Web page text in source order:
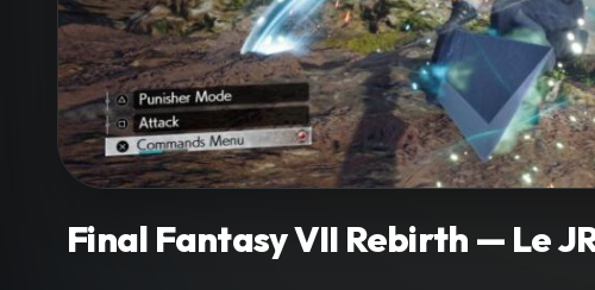
Final Fantasy VII Rebirth — Le